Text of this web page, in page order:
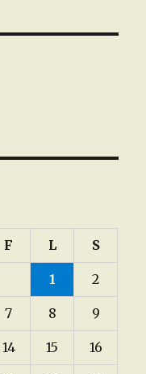
F L S
1 2
7 8 9
14 15 16